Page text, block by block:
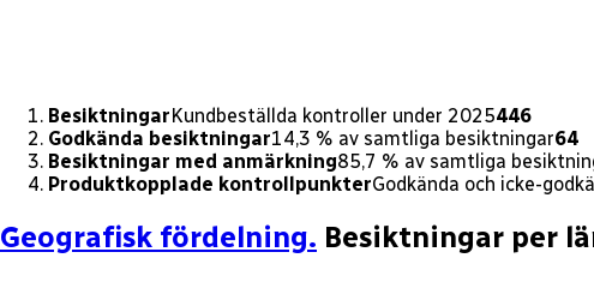
BesiktningarKundbeställda kontroller under 2025446
Godkända besiktningar14,3 % av samtliga besiktningar64
Besiktningar med anmärkning85,7 % av samtliga
Produktkopplade kontrollpunkterGodkända och icke-
Geografisk fördelning. Besiktningar per